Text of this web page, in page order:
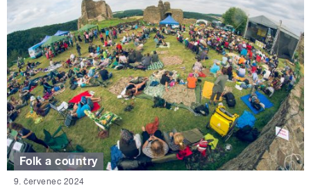
Folk a country
9. červenec 2024